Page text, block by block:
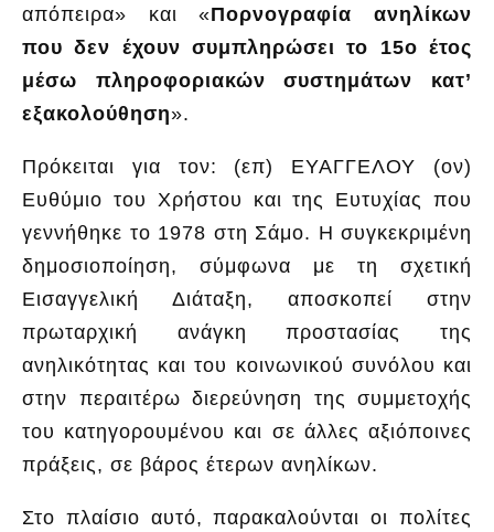
απόπειρα» και «Πορνογραφία ανηλίκων
που δεν έχουν συμπληρώσει το 15ο έτος
μέσω πληροφοριακών συστημάτων κατ’
εξακολούθηση».
Πρόκειται για τον: (επ) ΕΥΑΓΓΕΛΟΥ (ον)
Ευθύμιο του Χρήστου και της Ευτυχίας που
γεννήθηκε το 1978 στη Σάμο. Η συγκεκριμένη
δημοσιοποίηση, σύμφωνα με τη σχετική
Εισαγγελική Διάταξη, αποσκοπεί στην
πρωταρχική ανάγκη προστασίας της
ανηλικότητας και του κοινωνικού συνόλου και
στην περαιτέρω διερεύνηση της συμμετοχής
του κατηγορουμένου και σε άλλες αξιόποινες
πράξεις, σε βάρος έτερων ανηλίκων.
Στο πλαίσιο αυτό, παρακαλούνται οι πολίτες